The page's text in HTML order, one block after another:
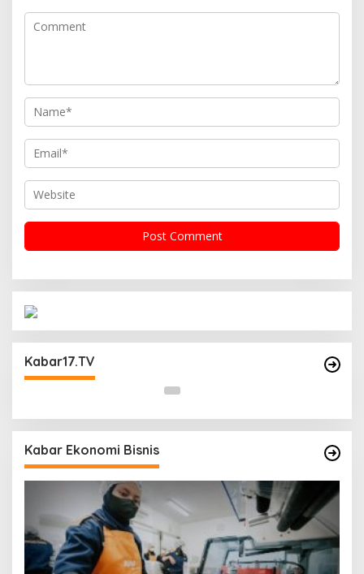
Kabar17.TV
Operasi Cipta Kondisi Digelar Polsek
Malam Libur
Kabar Ekonomi Bisnis